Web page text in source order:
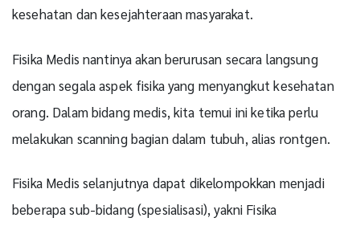
kesehatan dan kesejahteraan masyarakat.
Fisika Medis nantinya akan berurusan secara langsung
dengan segala aspek fisika yang menyangkut kesehatan
orang. Dalam bidang medis, kita temui ini ketika perlu
melakukan scanning bagian dalam tubuh, alias rontgen.
Fisika Medis selanjutnya dapat dikelompokkan menjadi
beberapa sub-bidang (spesialisasi), yakni Fisika